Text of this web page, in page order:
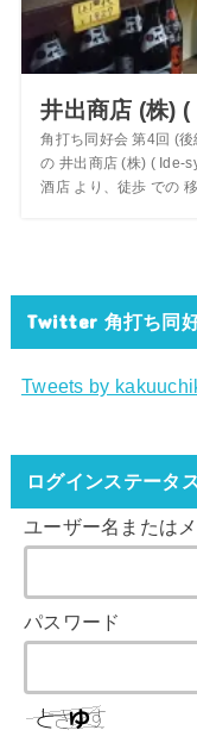
井出商店 (株)
角打ち同好会 第4回 (
の 井出商店 (株) ( Ide-
酒店 より、徒歩 での
Twitter 角打ち同
Tweets by
ログインステータ
ユーザー名または
パスワード